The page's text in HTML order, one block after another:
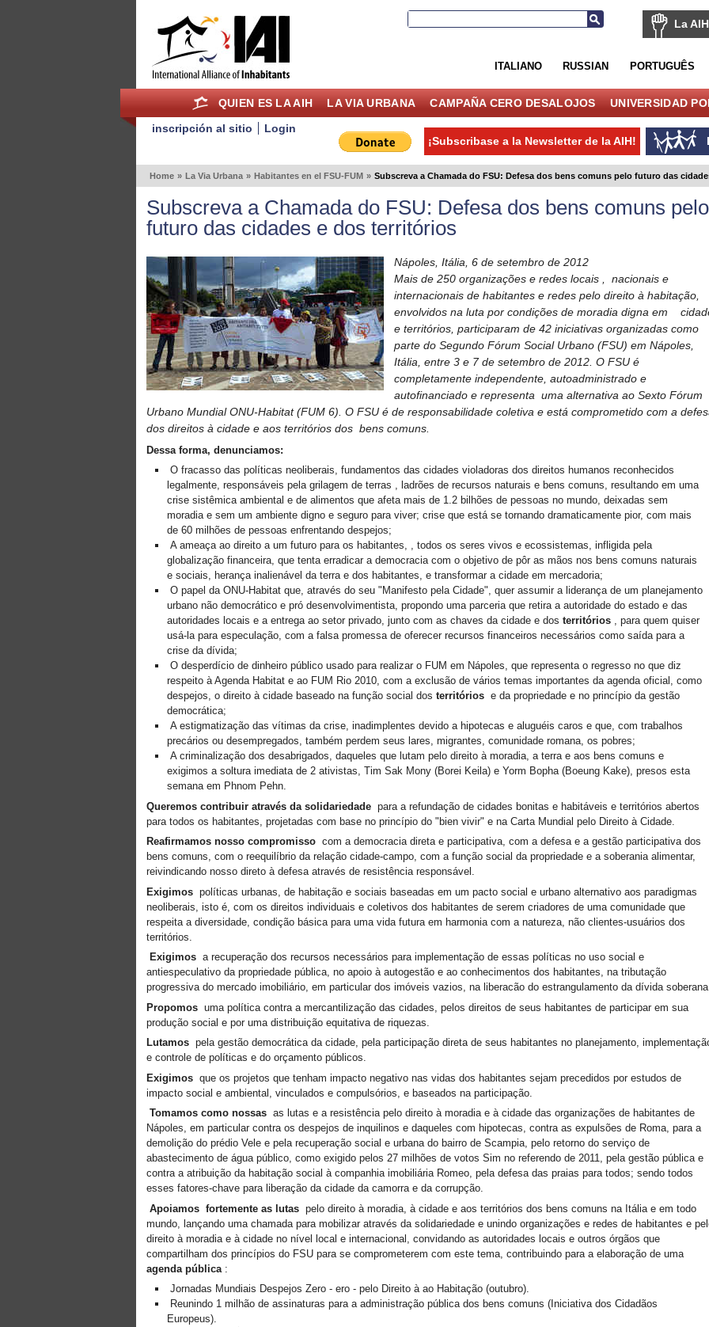
La
ITALIANO RUSSIAN PORTUGUÊS
QUIEN ES LA AIH LA VIA URBANA CAMPAÑA CERO DESALOJOS UNIVERSIDAD
inscripción al sitio
Login
¡Subscribase a la Newsletter de la AIH!
Home » La Via Urbana » Habitantes en el FSU-FUM » Subscreva a Chamada do FSU: Defesa dos bens comuns pelo futuro das
Subscreva a Chamada do FSU: Defesa dos bens comuns pelo
futuro das cidades e dos territórios
Nápoles, Itália, 6 de setembro de 2012
Mais de 250 organizações e redes locais
nacionais e
internacionais de habitantes e redes pelo direito à habitação,
envolvidos na luta por condições de moradia digna em
e territórios, participaram de 42 iniciativas organizadas como
parte do Segundo Fórum Social Urbano (FSU) em Nápoles,
Itália, entre 3 e 7 de setembro de 2012. O FSU é
completamente independente, autoadministrado e
autofinanciado e representa uma alternativa ao Sexto Fórum
Urbano Mundial ONU-Habitat (FUM 6). O FSU é de responsabilidade coletiva e está comprometido com a
dos direitos à cidade e aos territórios dos bens comuns.
Dessa forma, denunciamos:
O fracasso das políticas neoliberais, fundamentos das cidades violadoras dos direitos humanos reconhecidos
legalmente, responsáveis pela grilagem de terras , ladrões de recursos naturais e bens comuns, resultando em uma
crise sistêmica ambiental e de alimentos que afeta mais de 1.2 bilhões de pessoas no mundo, deixadas sem
moradia e sem um ambiente digno e seguro para viver; crise que está se tornando dramaticamente pior, com mais
de 60 milhões de pessoas enfrentando despejos;
A ameaça ao direito a um futuro para os habitantes, , todos os seres vivos e ecossistemas, infligida pela
globalização financeira, que tenta erradicar a democracia com o objetivo de pôr as mãos nos bens comuns naturais
e sociais, herança inalienável da terra e dos habitantes, e transformar a cidade em mercadoria;
O papel da ONU-Habitat que, através do seu "Manifesto pela Cidade", quer assumir a liderança de um planejamento
urbano não democrático e pró desenvolvimentista, propondo uma parceria que retira a autoridade do estado e das
autoridades locais e a entrega ao setor privado, junto com as chaves da cidade e dos territórios , para quem quiser
usá-la para especulação, com a falsa promessa de oferecer recursos financeiros necessários como saída para a
crise da dívida;
O desperdício de dinheiro público usado para realizar o FUM em Nápoles, que representa o regresso no que diz
respeito à Agenda Habitat e ao FUM Rio 2010, com a exclusão de vários temas importantes da agenda oficial, como
despejos, o direito à cidade baseado na função social dos territórios e da propriedade e no princípio da gestão
democrática;
A estigmatização das vítimas da crise, inadimplentes devido a hipotecas e aluguéis caros e que, com trabalhos
precários ou desempregados, também perdem seus lares, migrantes, comunidade romana, os pobres;
A criminalização dos desabrigados, daqueles que lutam pelo direito à moradia, a terra e aos bens comuns e
exigimos a soltura imediata de 2 ativistas, Tim Sak Mony (Borei Keila) e Yorm Bopha (Boeung Kake), presos esta
semana em Phnom Pehn.
Queremos contribuir através da solidariedade para a refundação de cidades bonitas e habitáveis e territórios abertos
para todos os habitantes, projetadas com base no princípio do "bien vivir" e na Carta Mundial pelo Direito à Cidade.
Reafirmamos nosso compromisso com a democracia direta e participativa, com a defesa e a gestão participativa dos
bens comuns, com o reequilíbrio da relação cidade-campo, com a função social da propriedade e a soberania alimentar,
reivindicando nosso direto à defesa através de resistência responsável.
Exigimos políticas urbanas, de habitação e sociais baseadas em um pacto social e urbano alternativo aos paradigmas
neoliberais, isto é, com os direitos individuais e coletivos dos habitantes de serem criadores de uma comunidade que
respeita a diversidade, condição básica para uma vida futura em harmonia com a natureza, não clientes-usuários dos
territórios.
Exigimos a recuperação dos recursos necessários para implementação de essas políticas no uso social e
antiespeculativo da propriedade pública, no apoio à autogestão e ao conhecimentos dos habitantes, na tributação
progressiva do mercado imobiliário, em particular dos imóveis vazios, na liberacão do estrangulamento da dívida
Propomos uma política contra a mercantilização das cidades, pelos direitos de seus habitantes de participar em sua
produção social e por uma distribuição equitativa de riquezas.
Lutamos pela gestão democrática da cidade, pela participação direta de seus habitantes no planejamento,
e controle de políticas e do orçamento públicos.
Exigimos que os projetos que tenham impacto negativo nas vidas dos habitantes sejam precedidos por estudos de
impacto social e ambiental, vinculados e compulsórios, e baseados na participação.
Tomamos como nossas as lutas e a resistência pelo direito à moradia e à cidade das organizações de habitantes de
Nápoles, em particular contra os despejos de inquilinos e daqueles com hipotecas, contra as expulsões de Roma, para a
demolição do prédio Vele e pela recuperação social e urbana do bairro de Scampia, pelo retorno do serviço de
abastecimento de água público, como exigido pelos 27 milhões de votos Sim no referendo de 2011, pela gestão pública e
contra a atribuição da habitação social à companhia imobiliária Romeo, pela defesa das praias para todos; sendo todos
esses fatores-chave para liberação da cidade da camorra e da corrupção.
Apoiamos fortemente as lutas pelo direito à moradia, à cidade e aos territórios dos bens comuns na Itália e em todo
mundo, lançando uma chamada para mobilizar através da solidariedade e unindo organizações e redes de habitantes e
direito à moradia e à cidade no nível local e internacional, convidando as autoridades locais e outros órgãos que
compartilham dos princípios do FSU para se comprometerem com este tema, contribuindo para a elaboração de uma
agenda pública :
Jornadas Mundiais Despejos Zero - ero - pelo Direito à ao Habitação (outubro).
Reunindo 1 milhão de assinaturas para a administração pública dos bens comuns (Iniciativa dos Cidadãos
Europeus).